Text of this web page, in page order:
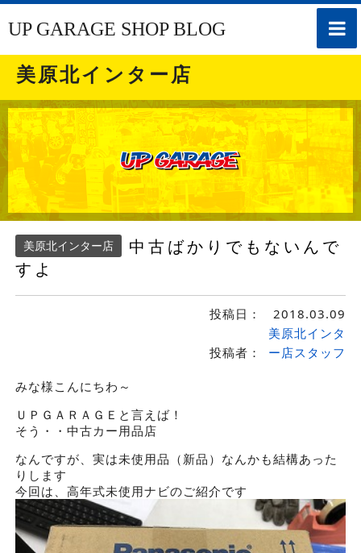
toggle
UP GARAGE SHOP BLOG
美原北インター店
美原北インター店
中古ばかりでもないんで
すよ
投稿日： 2018.03.09
投稿者：
美原北インタ
ー店スタッフ
みな様こんにちわ～
ＵＰＧＡＲＡＧＥと言えば！
そう・・中古カー用品店
なんですが、実は未使用品（新品）なんかも結構あった
りします
今回は、高年式未使用ナビのご紹介です